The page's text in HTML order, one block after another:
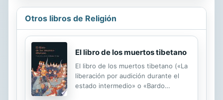
socializar. El diagnóstico: Trastorno
del espectro autista. En sus intentos
de ver a Josiah recuperarse y
recuperar el habla, los Cullen
y financieras. Mientras que otros
niños alrededor de él mejoraban,
Josiah solo empeoraba. Cinco años
más tarde, Josiah, a quien no se le
Otros libros de Religión
El libro de los muertos tibetano
El libro de los muertos tibetano («La
liberación por audición durante el
estado intermedio» o «Bardo